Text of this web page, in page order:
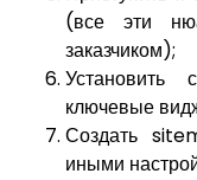
(все эти
заказчиком);
Установить
ключевые
Создать
иными